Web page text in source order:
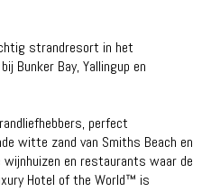
strandresort in het
Bunker Bay, Yallingup en
perfect
witte zand van Smiths Beach en
wijnhuizen en restaurants waar de
Hotel of the World™ is